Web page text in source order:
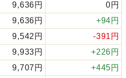
9,636円
0円
9,636円
+94円
9,542円
-391円
9,933円
+226円
9,707円
+445円